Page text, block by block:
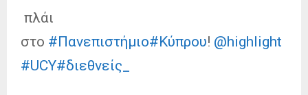
πλάι
στο #Πανεπιστήμιο#Κύπρου! @highlight
#UCY#διεθνείς_